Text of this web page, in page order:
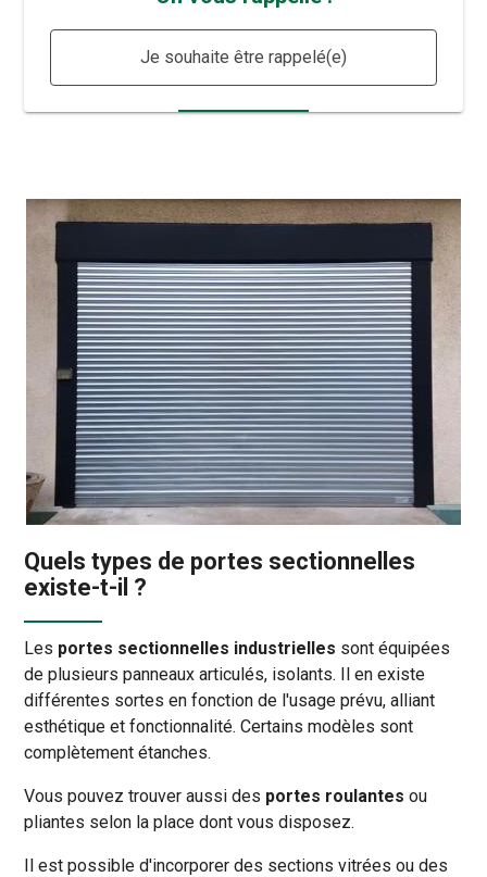
Je souhaite être rappelé(e)
Quels types de portes sectionnelles
existe-t-il ?
Les portes sectionnelles industrielles sont équipées
de plusieurs panneaux articulés, isolants. Il en existe
différentes sortes en fonction de l'usage prévu, alliant
esthétique et fonctionnalité. Certains modèles sont
complètement étanches.
Vous pouvez trouver aussi des portes roulantes ou
pliantes selon la place dont vous disposez.
Il est possible d'incorporer des sections vitrées ou des